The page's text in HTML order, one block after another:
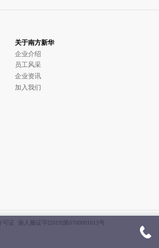
关于南方新华
企业介绍
员工风采
企业资讯
加入我们
可证 渝人服证字[2019]第0700001613号